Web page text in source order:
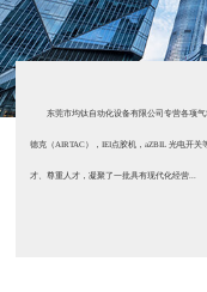
东莞市均钛自动化设备有限公司专营各项气
德克（AIRTAC），IEI点胶机，aZBIL 光电开
才、尊重人才，凝聚了一批具有现代化经营...